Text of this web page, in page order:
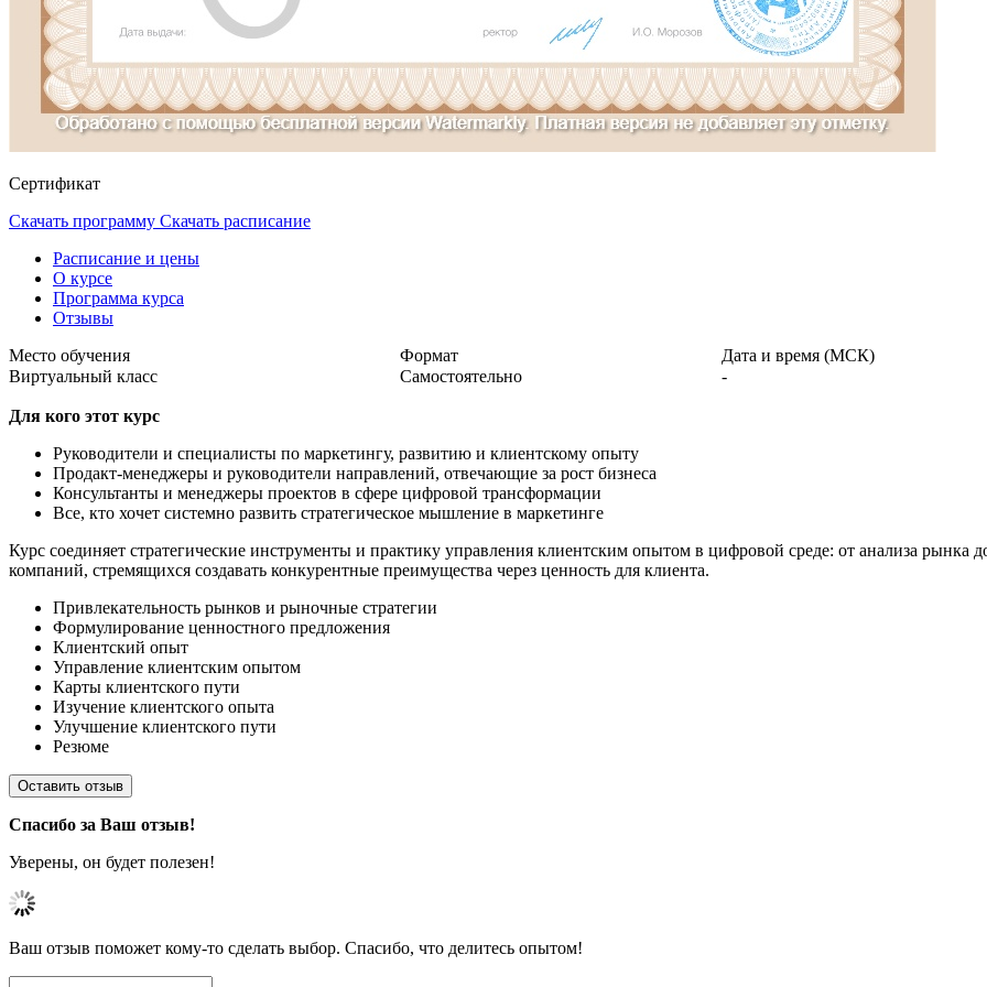
Сертификат
Скачать программу Скачать расписание
Расписание и цены
О курсе
Программа курса
Отзывы
Место обучения
Формат
Дата и время (МСК)
Виртуальный класс
Самостоятельно -
Для кого этот курс
Руководители и специалисты по маркетингу, развитию и клиентскому опыту
Продакт-менеджеры и руководители направлений, отвечающие за рост бизнеса
Консультанты и менеджеры проектов в сфере цифровой трансформации
Все, кто хочет системно развить стратегическое мышление в маркетинге
Курс соединяет стратегические инструменты и практику управления клиентским опытом в цифровой среде: от анализа
компаний, стремящихся создавать конкурентные преимущества через ценность для клиента.
Привлекательность рынков и рыночные стратегии
Формулирование ценностного предложения
Клиентский опыт
Управление клиентским опытом
Карты клиентского пути
Изучение клиентского опыта
Улучшение клиентского пути
Резюме
Оставить отзыв
Спасибо за Ваш отзыв!
Уверены, он будет полезен!
Ваш отзыв поможет кому-то сделать выбор. Спасибо, что делитесь опытом!